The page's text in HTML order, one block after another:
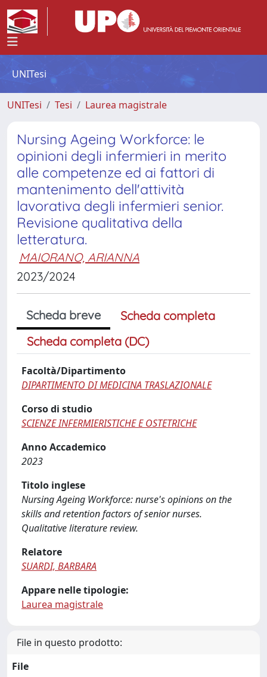
UNITesi
UNITesi Tesi Laurea magistrale
Nursing Ageing Workforce: le
opinioni degli infermieri in merito
alle competenze ed ai fattori di
mantenimento dell'attività
lavorativa degli infermieri senior.
Revisione qualitativa della
letteratura.
MAIORANO, ARIANNA
2023/2024
Scheda breve
Scheda completa
Scheda completa (DC)
Facoltà/Dipartimento
DIPARTIMENTO DI MEDICINA TRASLAZIONALE
Corso di studio
SCIENZE INFERMIERISTICHE E OSTETRICHE
Anno Accademico
2023
Titolo inglese
Nursing Ageing Workforce: nurse's opinions on the
skills and retention factors of senior nurses.
Qualitative literature review.
Relatore
SUARDI, BARBARA
Appare nelle tipologie:
Laurea magistrale
File in questo prodotto:
File